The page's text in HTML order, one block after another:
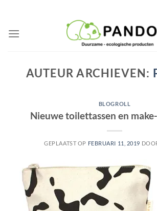
inhoud
AUTEUR ARCHIEVEN:
BLOGROLL
Nieuwe toilettassen en
GEPLAATST OP FEBRUARI 11, 2019